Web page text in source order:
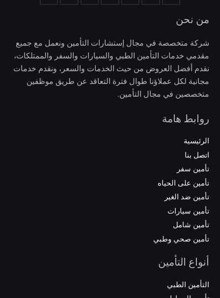
من نحن
شركة متخصصة في مجال إستشارات التأمين ونعمل مع جميع
مقدمي خدمات التأمين الطبي والسيارات والسفر والممتلكات،
نقدم أفضل العروض من حيث الخدمات والسعر، ونقدم خدمات
مجانية لكل عملاؤنا طوال فترة التعاقد عن طريق موظفين
متخصصين في مجال التأمين.
روابط هامة
الرئيسية
اتصل بنا
تأمين سفر
تأمين على الحياه
تأمين ضد الغير
تأمين سيارات
تأمين شامل
تأمين صحي وطبي
أنواع التأمين
التأمين الطبي